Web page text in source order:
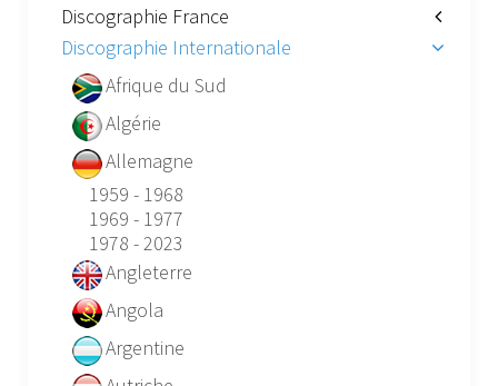
Discographie France
Discographie Internationale
Afrique du Sud
Algérie
Allemagne
1959 - 1968
1969 - 1977
1978 - 2023
Angleterre
Angola
Argentine